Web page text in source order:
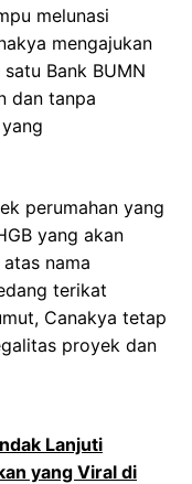
melunasi
mengajukan
Bank BUMN
dan tanpa
perumahan yang
yang akan
nama
terikat
Canakya tetap
proyek dan
Lanjuti
yang Viral di